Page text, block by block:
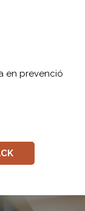
en prevenció